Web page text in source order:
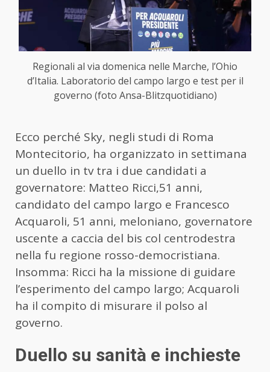
Regionali al via domenica nelle Marche, l’Ohio
d’Italia. Laboratorio del campo largo e test per il
governo (foto Ansa-Blitzquotidiano)
Ecco perché Sky, negli studi di Roma
Montecitorio, ha organizzato in settimana
un duello in tv tra i due candidati a
governatore: Matteo Ricci,51 anni,
candidato del campo largo e Francesco
Acquaroli, 51 anni, meloniano, governatore
uscente a caccia del bis col centrodestra
nella fu regione rosso-democristiana.
Insomma: Ricci ha la missione di guidare
l’esperimento del campo largo; Acquaroli
ha il compito di misurare il polso al
governo.
Duello su sanità e inchieste